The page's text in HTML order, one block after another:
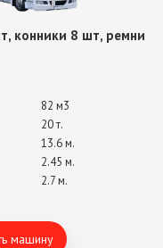
конники 8 шт, ремни
82 м3
20 т.
13.6 м.
2.45 м.
2.7 м.
машину